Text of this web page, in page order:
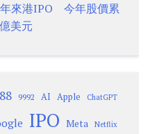
來港IPO 今年股價累
美元
9992 AI Apple ChatGPT
IPO Meta Netflix